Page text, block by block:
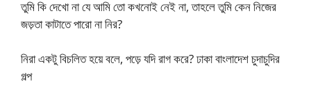
তুমি কি দেখো না যে আমি তো কখনোই নেই না, তাহলে তুমি কেন নিজের
জড়তা কাটাতে পারো না নির?
নিরা একটু বিচলিত হয়ে বলে, পড়ে যদি রাগ করে? ঢাকা বাংলাদেশ চুদাচুদির
গল্প